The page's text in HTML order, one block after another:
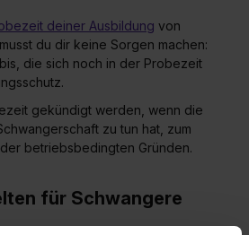
deiner Ausbildung von
du dir keine Sorgen machen:
die sich noch in der Probezeit
gekündigt werden, wenn die
zu tun hat, zum
betriebsbedingten Gründen.
für Schwangere